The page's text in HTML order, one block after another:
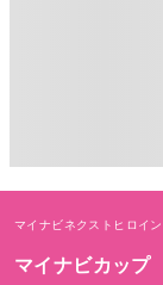
マイナビネクストヒロイ
マイナビカップ